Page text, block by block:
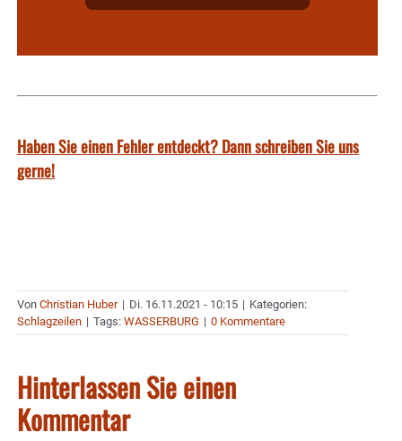
Haben Sie einen Fehler entdeckt? Dann schreiben Sie uns
gerne!
Von Christian Huber | Di. 16.11.2021 - 10:15 | Kategorien:
Schlagzeilen | Tags: WASSERBURG | 0 Kommentare
Hinterlassen Sie einen
Kommentar